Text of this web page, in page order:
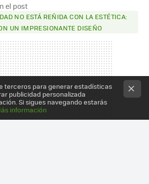
el post
NO ESTÁ REÑIDA CON LA ESTÉTICA:
UN IMPRESIONANTE DISEÑO
terceros para generar estadísticas
publicidad personalizada
Si sigues navegando estarás
información